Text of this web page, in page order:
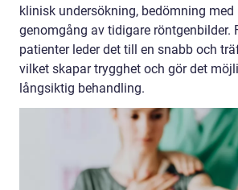
klinisk undersökning, bedömning
genomgång av tidigare röntgenbilder.
patienter leder det till en snabb och
vilket skapar trygghet och gör det
långsiktig behandling.